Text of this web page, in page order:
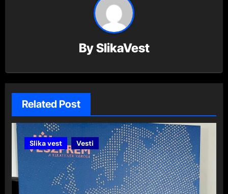
BySlikaVest
Related Post
Slika vest Vesti